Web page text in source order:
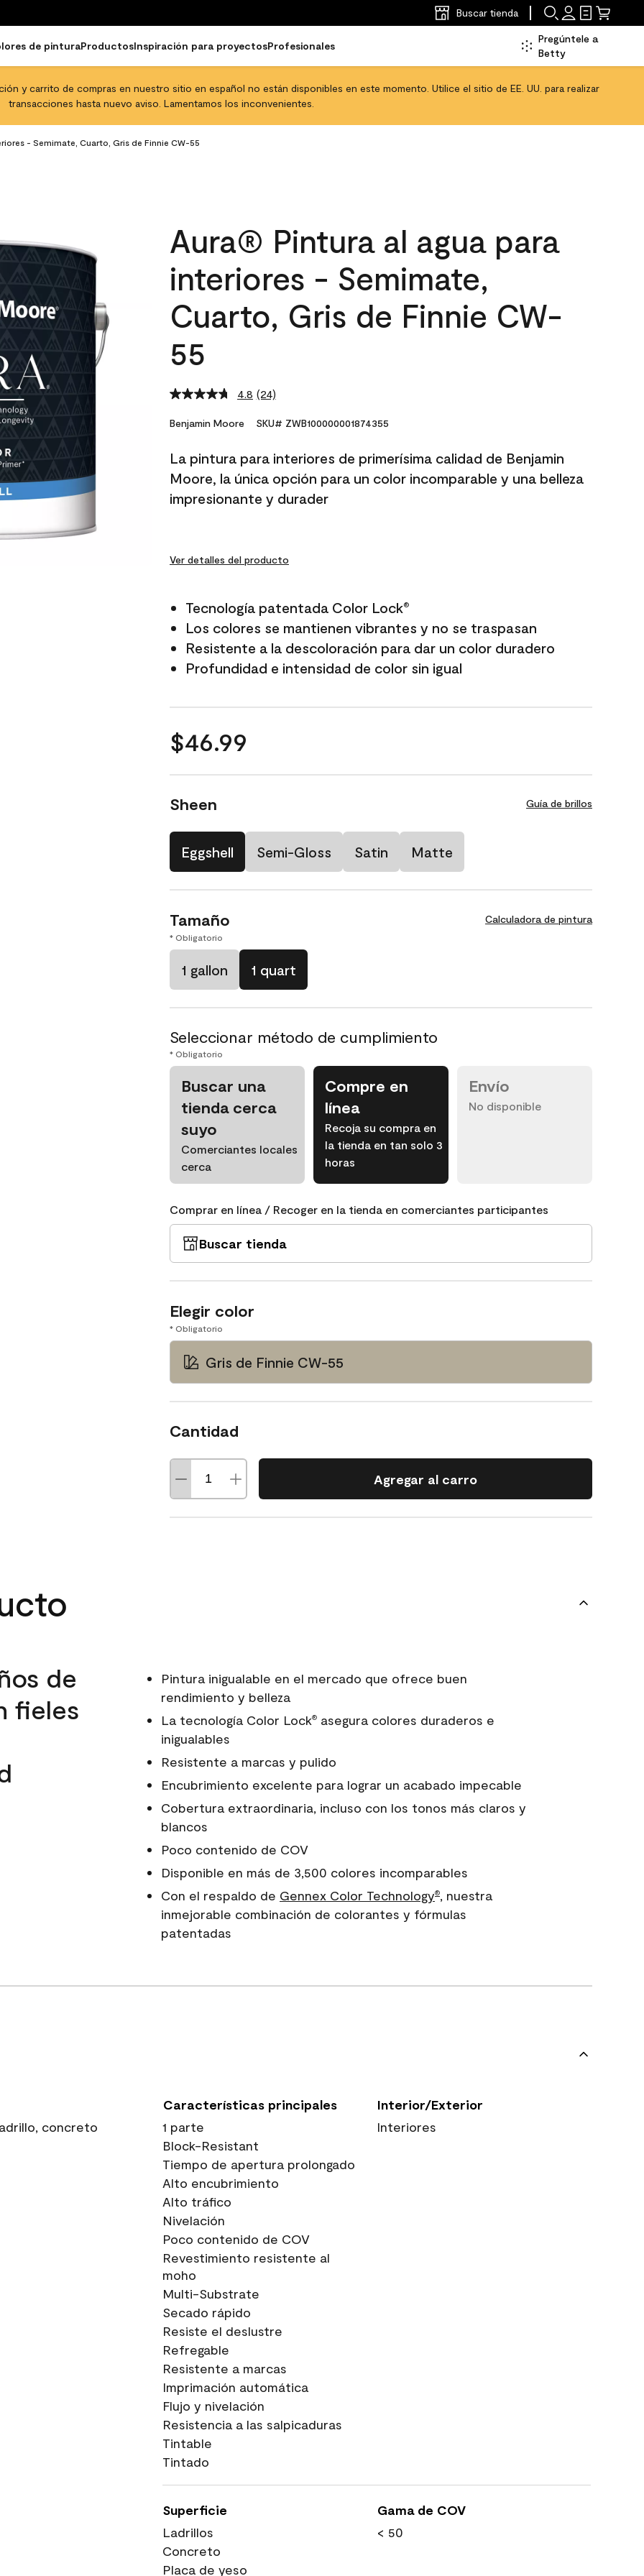
Buscar tienda
de pinturaProductosInspiración para proyectosProfesionales
Pregúntele a
Betty
y carrito de compras en nuestro sitio en español no están disponibles en este momento. Utilice el sitio de EE. UU. para realizar
transacciones hasta nuevo aviso. Lamentamos los inconvenientes.
- Semimate, Cuarto, Gris de Finnie CW-55
Aura® Pintura al agua para
interiores - Semimate,
Cuarto, Gris de Finnie CW-
55
4.8 Read
Reviews.
link.
(24)
Benjamin Moore SKU# ZWB100000001874355
La pintura para interiores de primerísima calidad de Benjamin
Moore, la única opción para un color incomparable y una belleza
impresionante y durader
Ver detalles del producto
Tecnología patentada Color Lock®
Los colores se mantienen vibrantes y no se traspasan
Resistente a la descoloración para dar un color duradero
Profundidad e intensidad de color sin igual
$46.99
Sheen Guía de brillos
Eggshell Semi-Gloss Satin Matte
Tamaño Calculadora de pintura
* Obligatorio
1 gallon 1 quart
Seleccionar método de cumplimiento
* Obligatorio
Buscar una
tienda cerca
suyo
Comerciantes locales
cerca
Compre en
línea
Recoja su compra en
la tienda en tan solo 3
horas
Envío
No disponible
Comprar en línea / Recoger en la tienda en comerciantes participantes
Buscar tienda
Elegir color
* Obligatorio
Gris de Finnie CW-55
Cantidad
Agregar al carro
de
fieles
Pintura inigualable en el mercado que ofrece buen
rendimiento y belleza
La tecnología Color Lock®asegura colores duraderos e
inigualables
Resistente a marcas y pulido
Encubrimiento excelente para lograr un acabado impecable
Cobertura extraordinaria, incluso con los tonos más claros y
blancos
Poco contenido de COV
Disponible en más de 3,500 colores incomparables
Con el respaldo de Gennex Color Technology®, nuestra
inmejorable combinación de colorantes y fórmulas
patentadas
concreto
Características principales
1 parte
Block-Resistant
Tiempo de apertura prolongado
Alto encubrimiento
Alto tráfico
Nivelación
Poco contenido de COV
Revestimiento resistente al
moho
Multi-Substrate
Secado rápido
Resiste el deslustre
Refregable
Resistente a marcas
Imprimación automática
Flujo y nivelación
Resistencia a las salpicaduras
Tintable
Tintado
Interior/Exterior
Interiores
Superficie
Ladrillos
Concreto
Placa de yeso
Gama de COV
< 50